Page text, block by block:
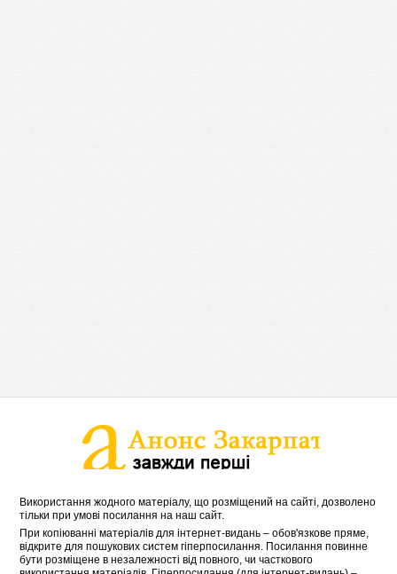
Використання жодного матеріалу, що розміщений на сайті, дозволено
тільки при умові посилання на наш сайт.
При копіюванні матеріалів для інтернет-видань – обов'язкове пряме,
відкрите для пошукових систем гіперпосилання. Посилання повинне
бути розміщене в незалежності від повного, чи часткового